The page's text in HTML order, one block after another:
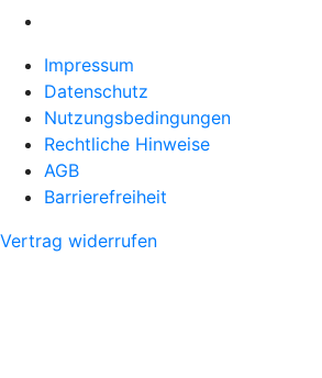
Impressum
Datenschutz
Nutzungsbedingungen
Rechtliche Hinweise
AGB
Barrierefreiheit
Vertrag widerrufen